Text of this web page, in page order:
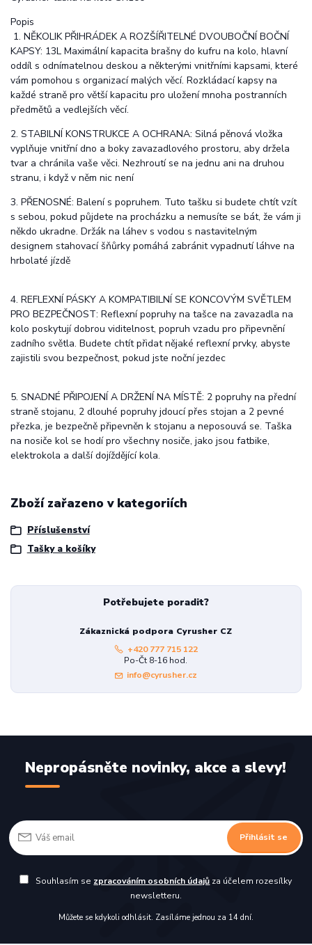
Popis
1. NĚKOLIK PŘIHRÁDEK A ROZŠÍŘITELNÉ DVOUBOČNÍ BOČNÍ
KAPSY: 13L Maximální kapacita brašny do kufru na kolo, hlavní
oddíl s odnímatelnou deskou a některými vnitřními kapsami, které
vám pomohou s organizací malých věcí. Rozkládací kapsy na
každé straně pro větší kapacitu pro uložení mnoha postranních
předmětů a vedlejších věcí.
2. STABILNÍ KONSTRUKCE A OCHRANA: Silná pěnová vložka
vyplňuje vnitřní dno a boky zavazadlového prostoru, aby držela
tvar a chránila vaše věci. Nezhroutí se na jednu ani na druhou
stranu, i když v něm nic není
3. PŘENOSNÉ: Balení s popruhem. Tuto tašku si budete chtít vzít
s sebou, pokud půjdete na procházku a nemusíte se bát, že vám ji
někdo ukradne. Držák na láhev s vodou s nastavitelným
designem stahovací šňůrky pomáhá zabránit vypadnutí láhve na
hrbolaté jízdě
4. REFLEXNÍ PÁSKY A KOMPATIBILNÍ SE KONCOVÝM SVĚTLEM
PRO BEZPEČNOST: Reflexní popruhy na tašce na zavazadla na
kolo poskytují dobrou viditelnost, popruh vzadu pro připevnění
zadního světla. Budete chtít přidat nějaké reflexní prvky, abyste
zajistili svou bezpečnost, pokud jste noční jezdec
5. SNADNÉ PŘIPOJENÍ A DRŽENÍ NA MÍSTĚ: 2 popruhy na přední
straně stojanu, 2 dlouhé popruhy jdoucí přes stojan a 2 pevné
přezka, je bezpečně připevněn k stojanu a neposouvá se. Taška
na nosiče kol se hodí pro všechny nosiče, jako jsou fatbike,
elektrokola a další dojíždějící kola.
Zboží zařazeno v kategoriích
Příslušenství
Tašky a košíky
Potřebujete poradit?
Zákaznická podpora Cyrusher CZ
+420 777 715 122
Po-Čt 8-16 hod.
info@cyrusher.cz
Nepropásněte novinky, akce a slevy!
Přihlásit se
Souhlasím se zpracováním osobních údajů za účelem rozesílky
newsletteru.
Můžete se kdykoli odhlásit. Zasíláme jednou za 14 dní.